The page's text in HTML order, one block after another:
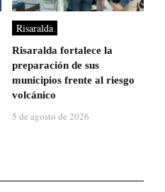
Risaralda
Risaralda fortalece la
preparación de sus
municipios frente al riesgo
volcánico
5 de agosto de 2026